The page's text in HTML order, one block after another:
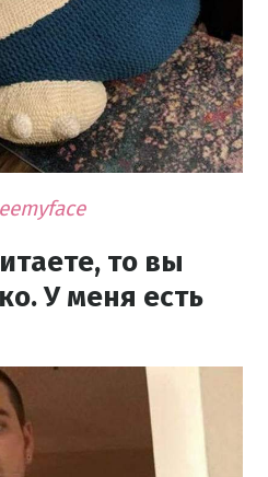
то вы
У меня есть